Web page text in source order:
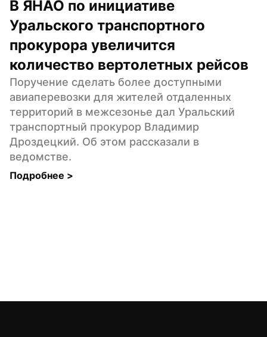
В ЯНАО по инициативе
Уральского транспортного
прокурора увеличится
количество вертолетных рейсов
Поручение сделать более доступными
авиаперевозки для жителей отдаленных
территорий в межсезонье дал Уральский
транспортный прокурор Владимир
Дроздецкий. Об этом рассказали в
ведомстве.
Подробнее >